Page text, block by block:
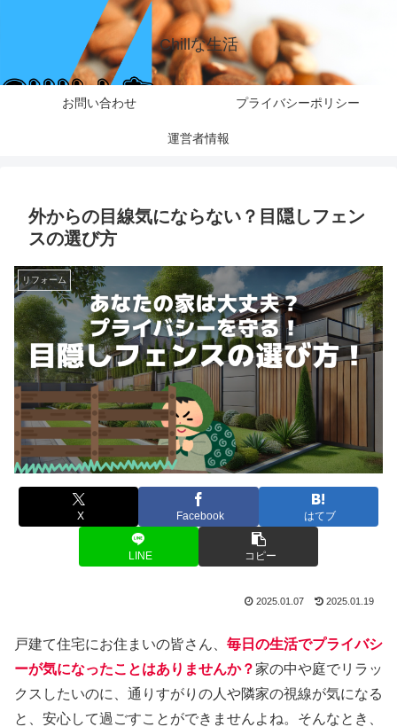
Chillな生活
お問い合わせ プライバシーポリシー
運営者情報
外からの目線気にならない？目隠しフェン
スの選び方
リフォーム
X Facebook はてブ
LINE コピー
2025.01.07 2025.01.19
戸建て住宅にお住まいの皆さん、 毎日の生活でプライバシ
ーが気になったことはありませんか？家の中や庭でリラッ
クスしたいのに、通りすがりの人や隣家の視線が気になる
と、安心して過ごすことができませんよね。そんなとき、